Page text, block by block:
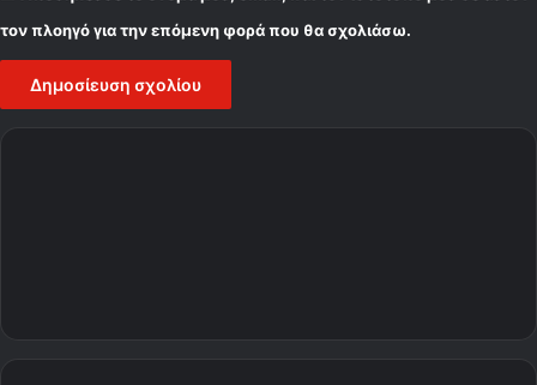
τον πλοηγό για την επόμενη φορά που θα σχολιάσω.